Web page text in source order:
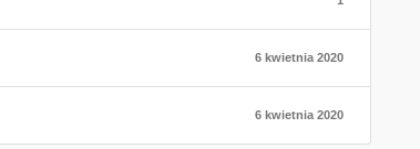
6 kwietnia 2020
6 kwietnia 2020